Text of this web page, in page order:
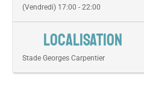
(Vendredi) 17:00 - 22:00
LOCALISATION
Stade Georges Carpentier